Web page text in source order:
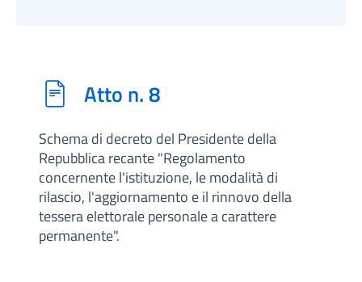
Atto n. 8
Schema di decreto del Presidente della
Repubblica recante "Regolamento
concernente l'istituzione, le modalità di
rilascio, l'aggiornamento e il rinnovo della
tessera elettorale personale a carattere
permanente".